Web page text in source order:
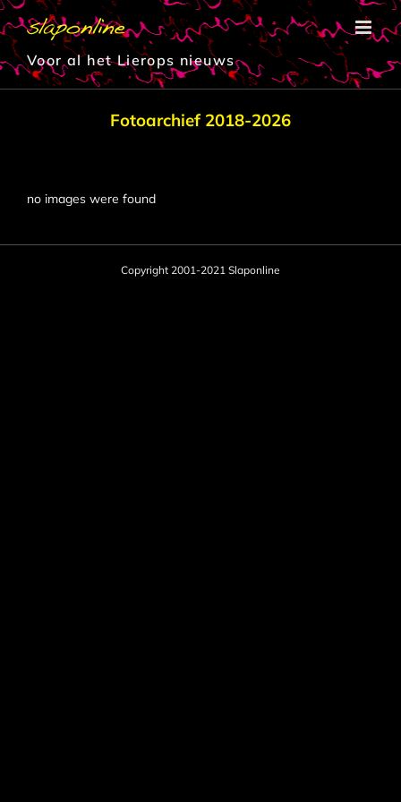
Ga
naar
inhoud
Voor al het Lierops nieuws
Fotoarchief 2018-2026
no images were found
Copyright 2001-2021 Slaponline